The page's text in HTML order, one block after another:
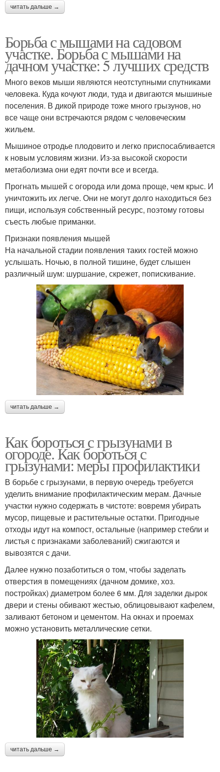
читать дальше →
Борьба с мышами на садовом
участке. Борьба с мышами на
дачном участке: 5 лучших средств
Много веков мыши являются неотступными спутниками
человека. Куда кочуют люди, туда и двигаются мышиные
поселения. В дикой природе тоже много грызунов, но
все чаще они встречаются рядом с человеческим
жильем.
Мышиное отродье плодовито и легко приспосабливается
к новым условиям жизни. Из-за высокой скорости
метаболизма они едят почти все и всегда.
Прогнать мышей с огорода или дома проще, чем крыс. И
уничтожить их легче. Они не могут долго находиться без
пищи, используя собственный ресурс, поэтому готовы
съесть любые приманки.
Признаки появления мышей
На начальной стадии появления таких гостей можно
услышать. Ночью, в полной тишине, будет слышен
различный шум: шуршание, скрежет, попискивание.
читать дальше →
Как бороться с грызунами в
огороде. Как бороться с
грызунами: меры профилактики
В борьбе с грызунами, в первую очередь требуется
уделить внимание профилактическим мерам. Дачные
участки нужно содержать в чистоте: вовремя убирать
мусор, пищевые и растительные остатки. Пригодные
отходы идут на компост, остальные (например стебли и
листья с признаками заболеваний) сжигаются и
вывозятся с дачи.
Далее нужно позаботиться о том, чтобы заделать
отверстия в помещениях (дачном домике, хоз.
постройках) диаметром более 6 мм. Для заделки дырок
двери и стены обивают жестью, облицовывают кафелем,
заливают бетоном и цементом. На окнах и проемах
можно установить металлические сетки.
читать дальше →